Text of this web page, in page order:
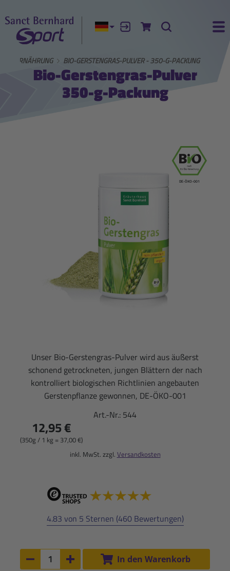
Aktuelle Sprache:
AnmeldenZum Warenkorb
Suche
ERNÄHRUNG BIO-GERSTENGRAS-PULVER - 350-G-PACKUNG
Bio-Gerstengras-Pulver
350-g-Packung
DE-ÖKO-001
Unser Bio-Gerstengras-Pulver wird aus äußerst
schonend getrockneten, jungen Blättern der nach
kontrolliert biologischen Richtlinien angebauten
Gerstenpflanze gewonnen, DE-ÖKO-001
Art.-Nr.: 544
12,95 €
(350g / 1 kg = 37,00 €)
inkl. MwSt. zzgl. Versandkosten
4.83 von 5 Sternen (460 Bewertungen)
Anzahl:
Anzahl um 1 verringern
Anzahl um 1 erhöhen
In den Warenkorb